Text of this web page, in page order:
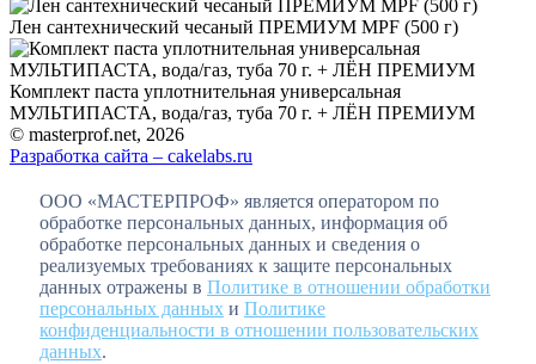
Лен сантехнический чесаный ПРЕМИУМ MPF (500 г)
Комплект паста уплотнительная универсальная
МУЛЬТИПАСТА, вода/газ, туба 70 г. + ЛЁН ПРЕМИУМ
© masterprof.net, 2026
Разработка сайта – cakelabs.ru
ООО «МАСТЕРПРОФ» является оператором по
обработке персональных данных, информация об
обработке персональных данных и сведения о
реализуемых требованиях к защите персональных
данных отражены в Политике в отношении обработки
персональных данных и Политике
конфиденциальности в отношении пользовательских
данных.